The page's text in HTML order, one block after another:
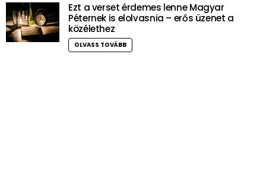
Ezt a verset érdemes lenne Magyar
Péternek is elolvasnia – erős üzenet a
közélethez
OLVASS TOVÁBB